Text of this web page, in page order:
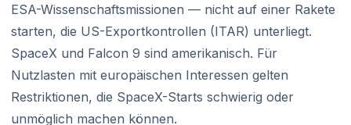
ESA-Wissenschaftsmissionen — nicht auf einer Rakete
starten, die US-Exportkontrollen (ITAR) unterliegt.
SpaceX und Falcon 9 sind amerikanisch. Für
Nutzlasten mit europäischen Interessen gelten
Restriktionen, die SpaceX-Starts schwierig oder
unmöglich machen können.